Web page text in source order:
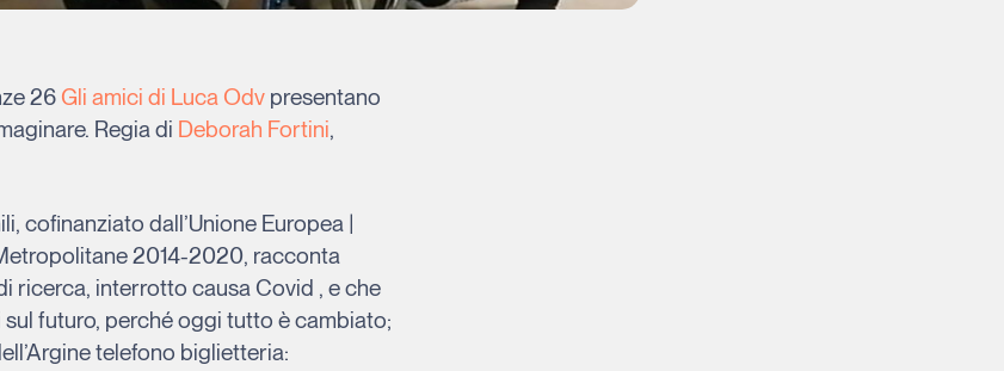
26 Gli amici di Luca Odv presentano
Regia di Deborah Fortini,
cofinanziato dall’Unione Europea |
2014-2020, racconta
ricerca, interrotto causa Covid , e che
futuro, perché oggi tutto è cambiato;
telefono biglietteria: